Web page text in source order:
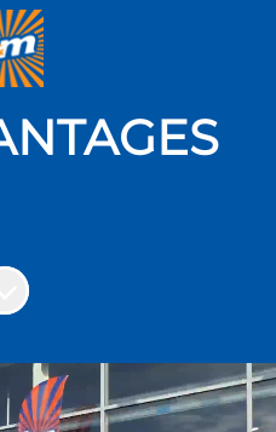
défiler jusqu'au contenu